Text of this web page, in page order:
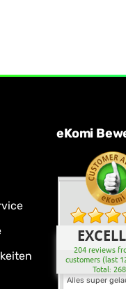
eKomi
204 reviews
customers (last
Total:
Alles super